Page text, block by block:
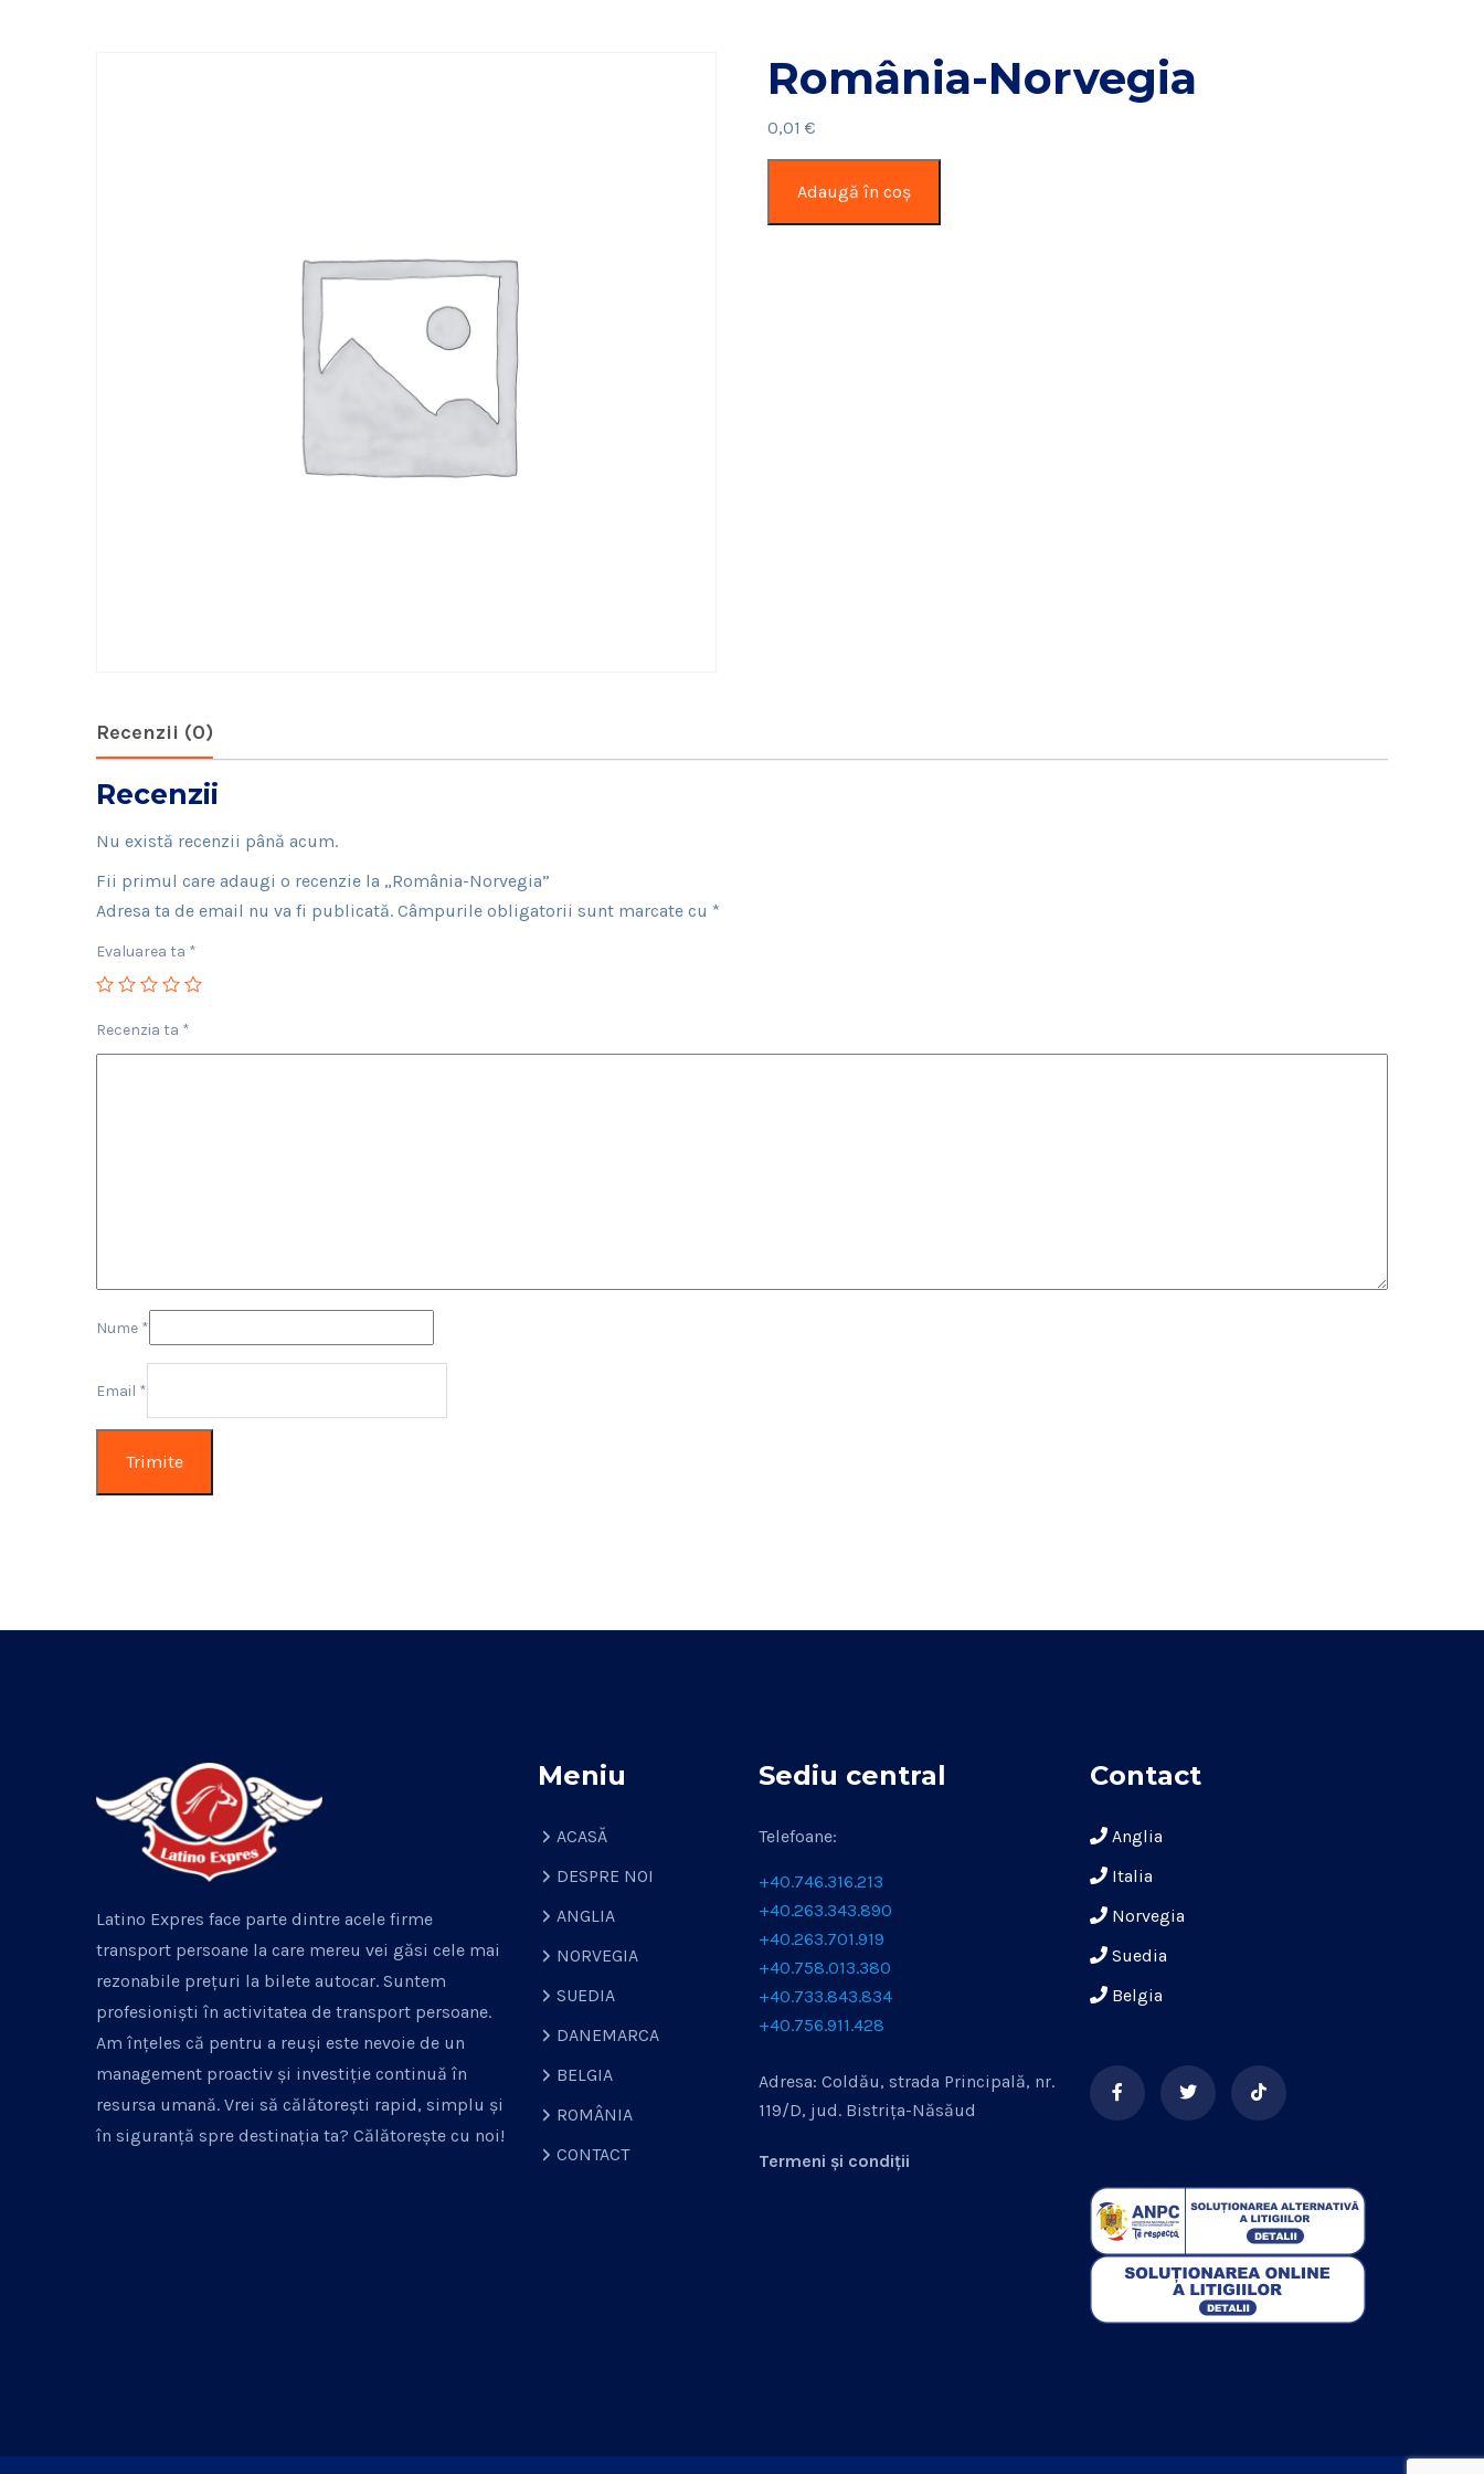
România-Norvegia
0,01€
România-
Norvegia
Adaugă în coș
Recenzii (0)
Recenzii
Nu există recenzii până acum.
Fii primul care adaugi o recenzie la „România-Norvegia”
Adresa ta de email nu va fi publicată. Câmpurile obligatorii sunt marcate cu *
Evaluarea ta *
Recenzia ta *
Nume *
Email *
Latino Expres face parte dintre acele firme
transport persoane la care mereu vei găsi cele mai
rezonabile prețuri la bilete autocar. Suntem
profesioniști în activitatea de transport persoane.
Am înțeles că pentru a reuși este nevoie de un
management proactiv și investiție continuă în
resursa umană. Vrei să călătorești rapid, simplu și
în siguranță spre destinația ta? Călătorește cu noi!
Meniu
ACASĂ
DESPRE NOI
ANGLIA
NORVEGIA
SUEDIA
DANEMARCA
BELGIA
ROMÂNIA
CONTACT
Sediu central
Telefoane:
+40.746.316.213
+40.263.343.890
+40.263.701.919
+40.758.013.380
+40.733.843.834
+40.756.911.428
Adresa: Coldău, strada Principală, nr.
119/D, jud. Bistrița-Năsăud
Termeni și condiții
Contact
Anglia
Italia
Norvegia
Suedia
Belgia